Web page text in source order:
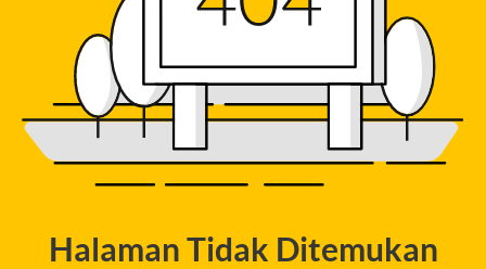
Halaman Tidak Ditemukan